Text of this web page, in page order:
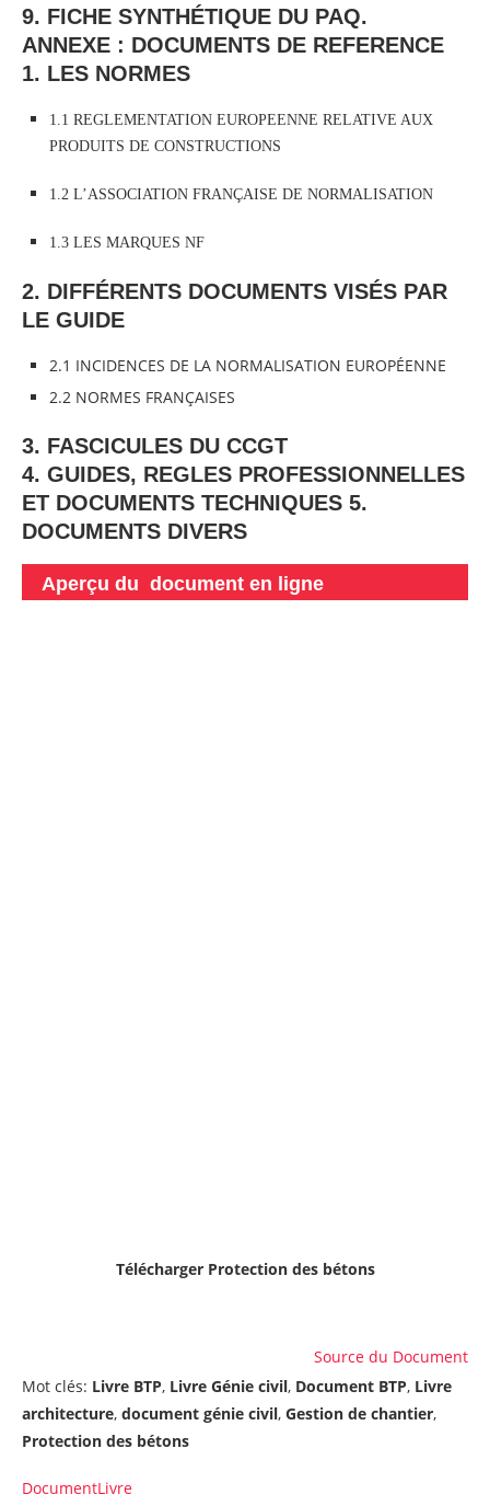
9. FICHE SYNTHÉTIQUE DU PAQ.
ANNEXE : DOCUMENTS DE REFERENCE
1. LES NORMES
1.1 REGLEMENTATION EUROPEENNE RELATIVE AUX
PRODUITS DE CONSTRUCTIONS
1.2 L’ASSOCIATION FRANÇAISE DE NORMALISATION
1.3 LES MARQUES NF
2. DIFFÉRENTS DOCUMENTS VISÉS PAR
LE GUIDE
2.1 INCIDENCES DE LA NORMALISATION EUROPÉENNE
2.2 NORMES FRANÇAISES
3. FASCICULES DU CCGT
4. GUIDES, REGLES PROFESSIONNELLES
ET DOCUMENTS TECHNIQUES 5.
DOCUMENTS DIVERS
Aperçu du document en ligne
Télécharger Protection des bétons
Source du Document
Mot clés: Livre BTP, Livre Génie civil, Document BTP, Livre
architecture, document génie civil, Gestion de chantier,
Protection des bétons
DocumentLivre